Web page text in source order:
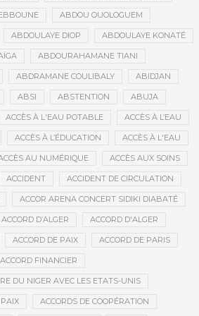
ABDOU OUOLOGUEM
ABDOULAYE DIOP ABDOULAYE KONATÉ
ABDOURAHAMANE TIANI
ABDRAMANE COULIBALY ABIDJAN
ABSI ABSTENTION ABUJA
ACCÈS À L'EAU POTABLE ACCÈS À L’EAU
ACCÈS À L’ÉDUCATION ACCÈS À L'EAU
AU NUMÉRIQUE ACCÈS AUX SOINS
ACCIDENT ACCIDENT DE CIRCULATION
ACCOR ARENA CONCERT SIDIKI DIABATÉ
ACCORD D’ALGER ACCORD D'ALGER
ACCORD DE PAIX ACCORD DE PARIS
ACCORD FINANCIER
DU NIGER AVEC LES ETATS-UNIS
ACCORDS DE COOPÉRATION